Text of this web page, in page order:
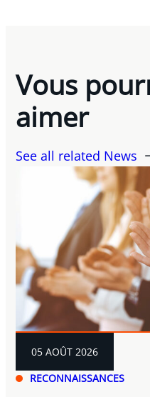
Vous
aimer
See all related News
RECONNAISSANCES
05 AOÛT 2026